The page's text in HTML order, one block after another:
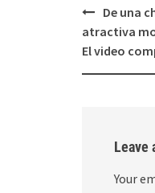
Post
navigation
De una
atractiva
El video
Leave
Your